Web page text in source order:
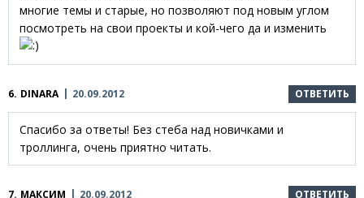
многие темы и старые, но позволяют под новым углом
посмотреть на свои проекты и кой-чего да и изменить
6. DINARA 20.09.2012 ОТВЕТИТЬ
Спасибо за ответы! Без стеба над новичками и
троллинга, очень приятно читать.
7. МАКСИМ 20.09.2012 ОТВЕТИТЬ